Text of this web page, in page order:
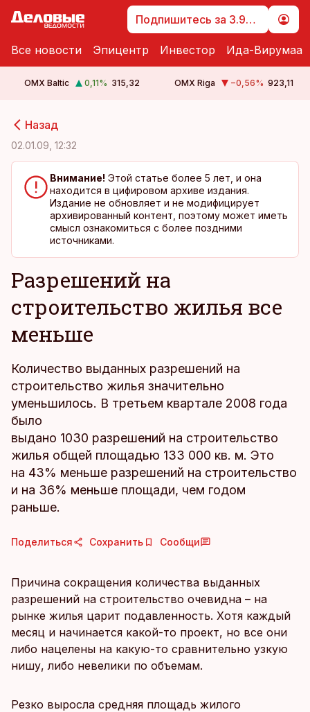
Подпишитесь за 3.99 €
Все новости Эпицентр Инвестор Ида-Вирумаа
OMX Baltic 0,11% 315,32 OMX Riga −0,56% 923,11
Назад
02.01.09, 12:32
Внимание! Этой статье более 5 лет, и она
находится в цифировом архиве издания.
Издание не обновляет и не модифицирует
архивированный контент, поэтому может иметь
смысл ознакомиться с более поздними
источниками.
Разрешений на
строительство жилья все
меньше
Количество выданных разрешений на
строительство жилья значительно
уменьшилось. В третьем квартале 2008 года
было
выдано 1030 разрешений на строительство
жилья общей площадью 133 000 кв. м. Это
на 43% меньше разрешений на строительство
и на 36% меньше площади, чем годом
раньше.
Поделиться Сохранить Сообщи
Причина сокращения количества выданных
разрешений на строительство очевидна – на
рынке жилья царит подавленность. Хотя каждый
месяц и начинается какой-то проект, но все они
либо нацелены на какую-то сравнительно узкую
нишу, либо невелики по объемам.
Резко выросла средняя площадь жилого